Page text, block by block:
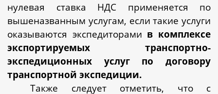
нулевая ставка НДС применяется по
вышеназванным услугам, если такие услуги
оказываются экспедиторами в комплексе
экспортируемых транспортно-
экспедиционных услуг по договору
транспортной экспедиции.
Также следует отметить, что с